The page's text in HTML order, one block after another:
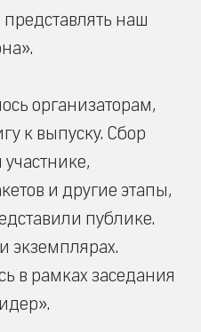
наш
организаторам,
к выпуску. Сбор
и другие этапы,
публике.
экземплярах.
в рамках заседания